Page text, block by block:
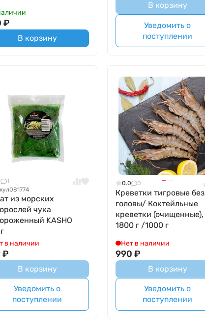
₽
В корзину
В корзину
Уведомить о
поступлении
1
081774
из морских
чука
KASHO
в наличии
₽
В корзину
Уведомить о
поступлении
0.0 0
Креветки тигровые без
головы/ Коктейльные
креветки (очищенные),
1800 г /1000 г
Нет в наличии
990 ₽
В корзину
Уведомить о
поступлении